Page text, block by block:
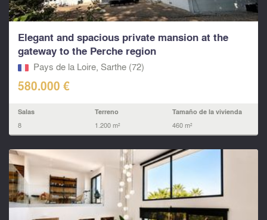
Elegant and spacious private mansion at the
gateway to the Perche region
Pays de la Loire, Sarthe (72)
580.000 €
Salas
8
Terreno
1.200 m²
Tamaño de la vivienda
460 m²